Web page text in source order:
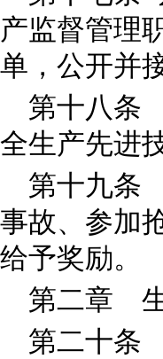
产监督管理
单，公开并
第十八条
全生产先进
第十九条
事故、参加
给予奖励。
第二章
第二十条